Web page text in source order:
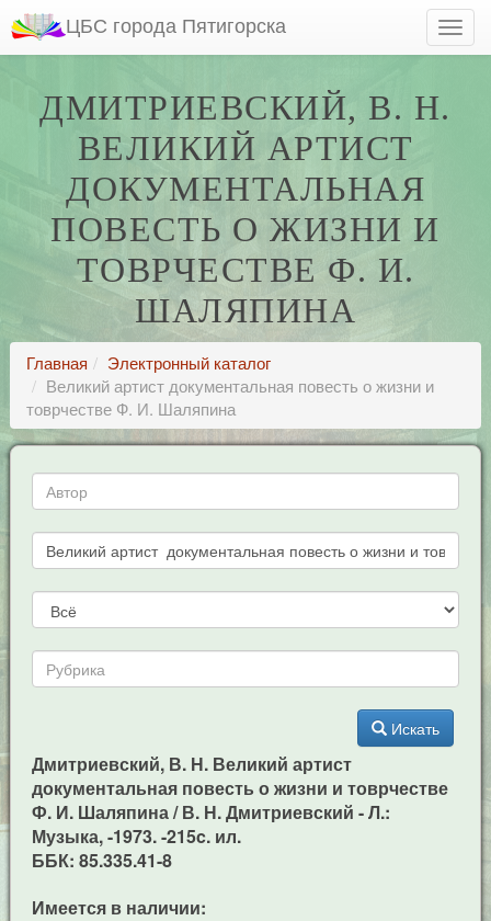
ЦБС города Пятигорска
ДМИТРИЕВСКИЙ, В. Н.
ВЕЛИКИЙ АРТИСТ
ДОКУМЕНТАЛЬНАЯ
ПОВЕСТЬ О ЖИЗНИ И
ТОВРЧЕСТВЕ Ф. И.
ШАЛЯПИНА
Главная
Электронный каталог
Великий артист документальная повесть о жизни и
товрчестве Ф. И. Шаляпина
Искать
Дмитриевский, В. Н. Великий артист
документальная повесть о жизни и товрчестве
Ф. И. Шаляпина / В. Н. Дмитриевский - Л.:
Музыка, -1973. -215c. ил.
ББК: 85.335.41-8
Имеется в наличии: